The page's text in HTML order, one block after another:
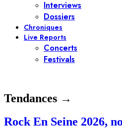
Interviews
Dossiers
Chroniques
Live Reports
Concerts
Festivals
Tendances →
Rock En Seine 2026,